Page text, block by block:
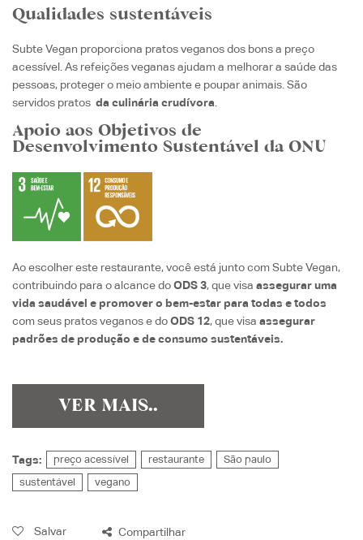
Qualidades sustentáveis
Subte Vegan proporciona pratos veganos dos bons a preço
acessível. As refeições veganas ajudam a melhorar a saúde das
pessoas, proteger o meio ambiente e poupar animais. São
servidos pratos da culinária crudívora
Apoio aos Objetivos de
Desenvolvimento Sustentável da ONU
Ao escolher este restaurante, você está junto com Subte Vegan,
contribuindo para o alcancedoODS 3, que visa assegurar uma
vida saudável e promover o bem-estar para todas e todos
com seus pratos veganos e doODS 12, que visa assegurar
padrões de produção e de consumo sustentáveis.
VER MAIS..
Tags: preço acessível restaurante
São paulo
sustentável
vegano
Salvar Compartilhar